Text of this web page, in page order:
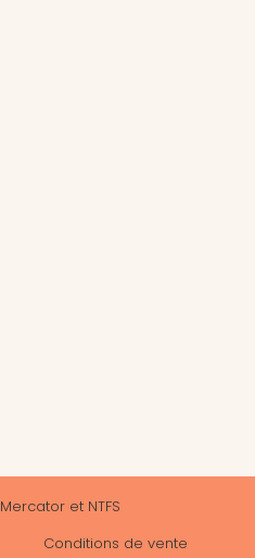
Mercator et NTFS
Conditions de vente